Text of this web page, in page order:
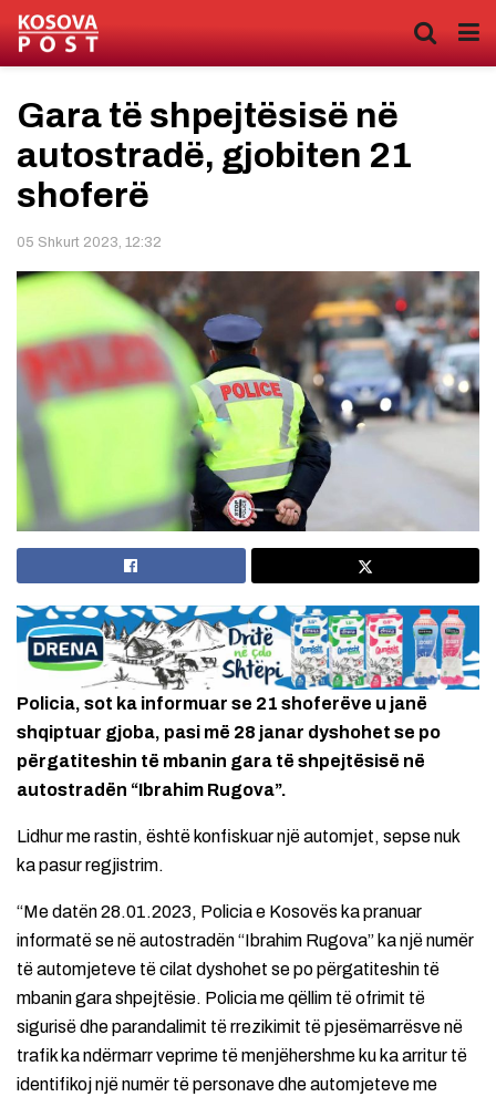
Gara të shpejtësisë në
autostradë, gjobiten 21
shoferë
05 Shkurt 2023, 12:32
Policia, sot ka informuar se 21 shoferëve u janë
shqiptuar gjoba, pasi më 28 janar dyshohet se po
përgatiteshin të mbanin gara të shpejtësisë në
autostradën “Ibrahim Rugova”.
Lidhur me rastin, është konfiskuar një automjet, sepse nuk
ka pasur regjistrim.
“Me datën 28.01.2023, Policia e Kosovës ka pranuar
informatë se në autostradën “Ibrahim Rugova” ka një numër
të automjeteve të cilat dyshohet se po përgatiteshin të
mbanin gara shpejtësie. Policia me qëllim të ofrimit të
sigurisë dhe parandalimit të rrezikimit të pjesëmarrësve në
trafik ka ndërmarr veprime të menjëhershme ku ka arritur të
identifikoj një numër të personave dhe automjeteve me